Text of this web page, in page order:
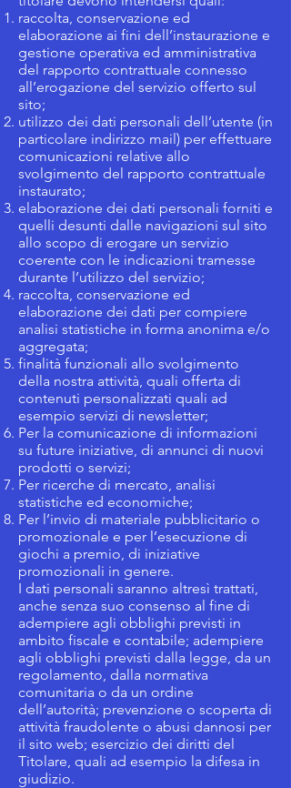
raccolta, conservazione ed
elaborazione ai fini dell’instaurazione e
gestione operativa ed amministrativa
del rapporto contrattuale connesso
all’erogazione del servizio offerto sul
sito;
utilizzo dei dati personali dell’utente (in
particolare indirizzo mail) per effettuare
comunicazioni relative allo
svolgimento del rapporto contrattuale
instaurato;
elaborazione dei dati personali forniti e
quelli desunti dalle navigazioni sul sito
allo scopo di erogare un servizio
coerente con le indicazioni tramesse
durante l’utilizzo del servizio;
raccolta, conservazione ed
elaborazione dei dati per compiere
analisi statistiche in forma anonima e/o
aggregata;
finalità funzionali allo svolgimento
della nostra attività, quali offerta di
contenuti personalizzati quali ad
esempio servizi di newsletter;
Per la comunicazione di informazioni
su future iniziative, di annunci di nuovi
prodotti o servizi;
Per ricerche di mercato, analisi
statistiche ed economiche;
Per l’invio di materiale pubblicitario o
promozionale e per l’esecuzione di
giochi a premio, di iniziative
promozionali in genere.
I dati personali saranno altresì trattati,
anche senza suo consenso al fine di
adempiere agli obblighi previsti in
ambito fiscale e contabile; adempiere
agli obblighi previsti dalla legge, da un
regolamento, dalla normativa
comunitaria o da un ordine
dell’autorità; prevenzione o scoperta di
attività fraudolente o abusi dannosi per
il sito web; esercizio dei diritti del
Titolare, quali ad esempio la difesa in
giudizio.